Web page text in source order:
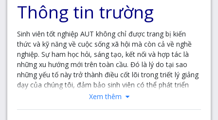
Thông tin trường
Sinh viên tốt nghiệp AUT không chỉ được trang bị kiến
thức và kỹ năng về cuộc sống xã hội mà còn cả về nghề
nghiệp. Sự ham học hỏi, sáng tạo, kết nối và hợp tác là
những xu hướng mới trên toàn cầu. Đó là lý do tại sao
những yếu tố này trở thành điều cốt lõi trong triết lý giảng
dạy của chúng tôi, đảm bảo sinh viên có thể phát triển
toàn diện trong thế giới công nghệ có tốc độ phát triển
Xem thêm